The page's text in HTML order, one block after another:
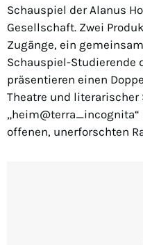
Schauspiel der Alanus
Gesellschaft. Zwei
Zugänge, ein
Schauspiel-Studierende
präsentieren einen
Theatre und literarischer
offenen, unerforschten